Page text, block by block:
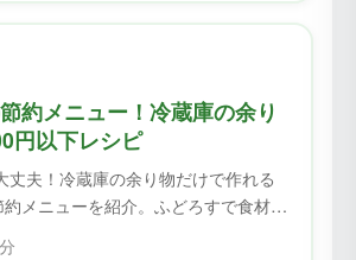
約メニュー！冷蔵庫の余り
円以下レシピ
丈夫！冷蔵庫の余り物だけで作れる
メニューを紹介。ふどろすで食材を
れば、無駄なく節約できます。